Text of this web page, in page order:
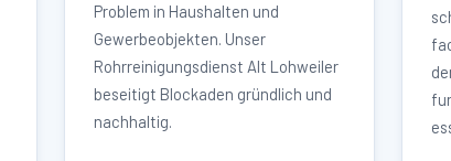
Problem in Haushalten und
Gewerbeobjekten. Unser
Rohrreinigungsdienst Alt Lohweiler
beseitigt Blockaden gründlich und
nachhaltig.